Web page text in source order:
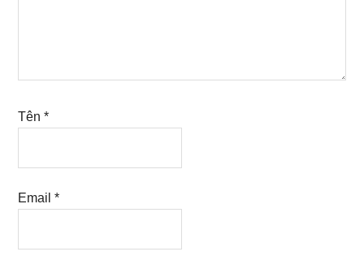
Tên*
Email*